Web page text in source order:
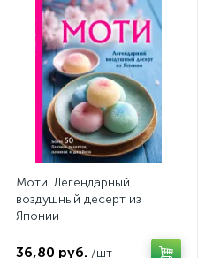
Моти. Легендарный
воздушный десерт из
Японии
36,80 руб. /шт